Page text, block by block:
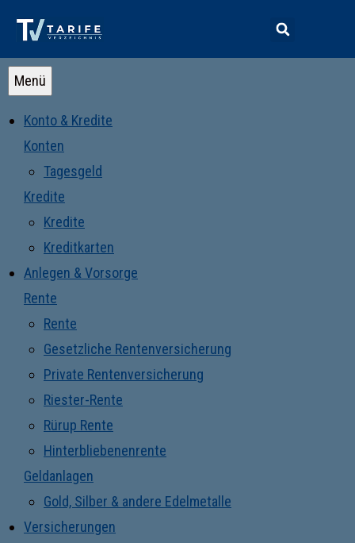
Menü
Konto & Kredite
Konten
Tagesgeld
Kredite
Kredite
Kreditkarten
Anlegen & Vorsorge
Rente
Rente
Gesetzliche Rentenversicherung
Private Rentenversicherung
Riester-Rente
Rürup Rente
Hinterbliebenenrente
Geldanlagen
Gold, Silber & andere Edelmetalle
Versicherungen